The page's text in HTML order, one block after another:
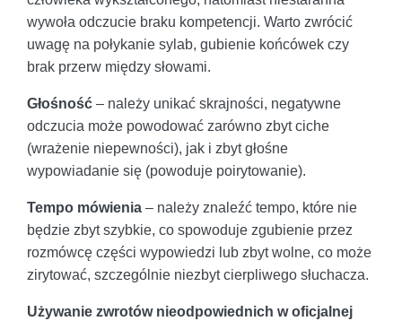
wywoła odczucie braku kompetencji. Warto zwrócić
uwagę na połykanie sylab, gubienie końcówek czy
brak przerw między słowami.
Głośność – należy unikać skrajności, negatywne
odczucia może powodować zarówno zbyt ciche
(wrażenie niepewności), jak i zbyt głośne
wypowiadanie się (powoduje poirytowanie).
Tempo mówienia – należy znaleźć tempo, które nie
będzie zbyt szybkie, co spowoduje zgubienie przez
rozmówcę części wypowiedzi lub zbyt wolne, co może
zirytować, szczególnie niezbyt cierpliwego słuchacza.
Używanie zwrotów nieodpowiednich w oficjalnej